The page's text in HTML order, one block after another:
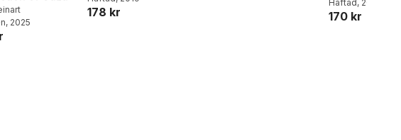
, 2025
178 kr
Häftad, 2025
170 kr